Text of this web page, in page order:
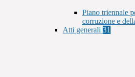
Piano triennale
corruzione e
Atti generali 31